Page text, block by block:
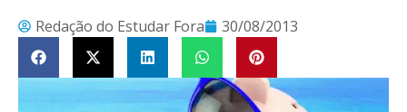
Redação do Estudar Fora 30/08/2013